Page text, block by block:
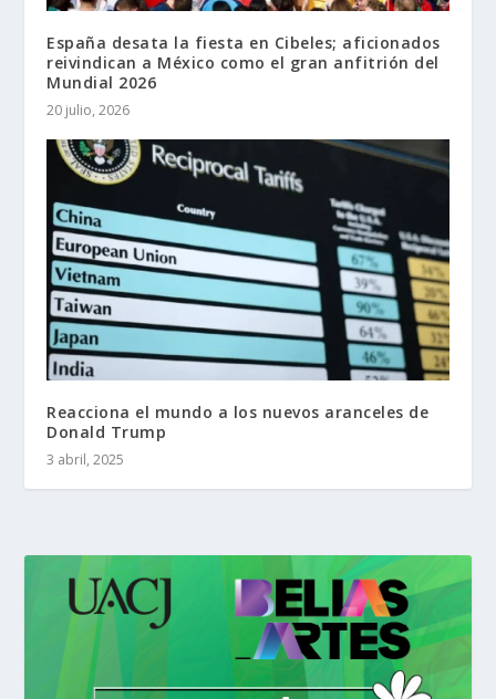
España desata la fiesta en Cibeles; aficionados
reivindican a México como el gran anfitrión del
Mundial 2026
20 julio, 2026
Reacciona el mundo a los nuevos aranceles de
Donald Trump
3 abril, 2025